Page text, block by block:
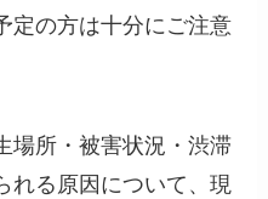
定の方は十分にご注意
場所・被害状況・渋滞
れる原因について、現